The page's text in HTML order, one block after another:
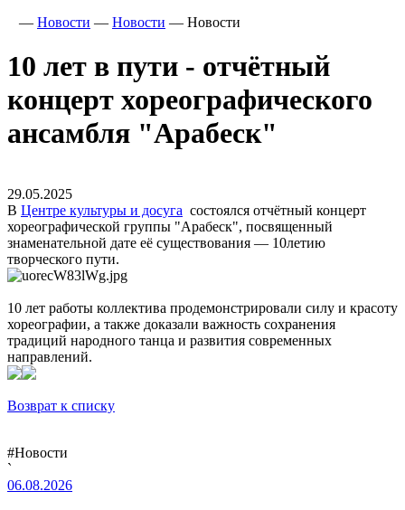
— Новости — Новости — Новости
10 лет в пути - отчётный
концерт хореографического
ансамбля "Арабеск"
29.05.2025
В Центре культуры и досуга состоялся отчётный концерт
хореографической группы "Арабеск", посвященный
знаменательной дате её существования — 10летию
творческого пути.
10 лет работы коллектива продемонстрировали силу и красоту
хореографии, а также доказали важность сохранения
традиций народного танца и развития современных
направлений.
Возврат к списку
#Новости
`
06.08.2026